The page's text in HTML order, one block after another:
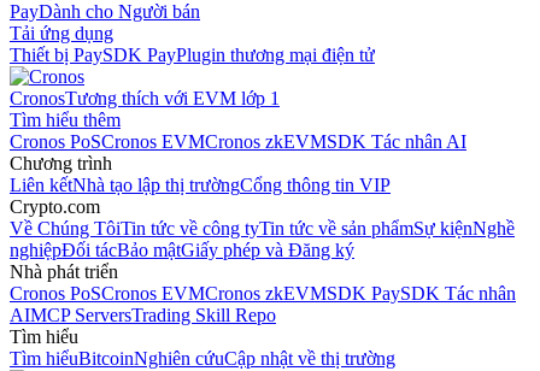
PayDành cho Người bán
Tải ứng dụng
Thiết bị PaySDK PayPlugin thương mại điện tử
CronosTương thích với EVM lớp 1
Tìm hiểu thêm
Cronos PoSCronos EVMCronos zkEVMSDK Tác nhân AI
Chương trình
Liên kếtNhà tạo lập thị trườngCổng thông tin VIP
Crypto.com
Về Chúng TôiTin tức về công tyTin tức về sản phẩmSự kiệnNghề
nghiệpĐối tácBảo mậtGiấy phép và Đăng ký
Nhà phát triển
Cronos PoSCronos EVMCronos zkEVMSDK PaySDK Tác nhân
AIMCP ServersTrading Skill Repo
Tìm hiểu
Tìm hiểuBitcoinNghiên cứuCập nhật về thị trường